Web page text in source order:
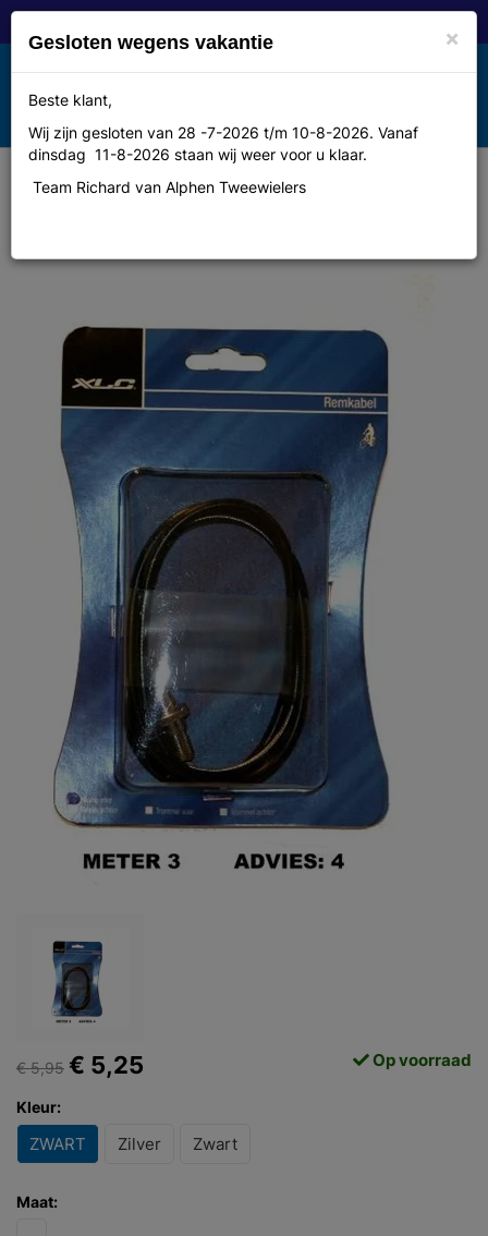
Toggle
navigation
MENU
Xlc remkabel nexus rvs voor
€ 5,95 € 5,25 Op voorraad
Kleur:
ZWART Zilver Zwart
Maat:
×
Gesloten wegens vakantie
Beste klant,
Wij zijn gesloten van 28 -7-2026 t/m 10-8-2026. Vanaf
dinsdag 11-8-2026 staan wij weer voor u klaar.
Team Richard van Alphen Tweewielers